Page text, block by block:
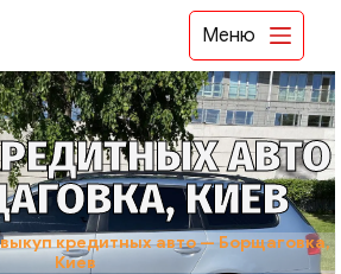
Меню
АВТО
КИЕВ
кредитных авто — Борщаговка,
Киев